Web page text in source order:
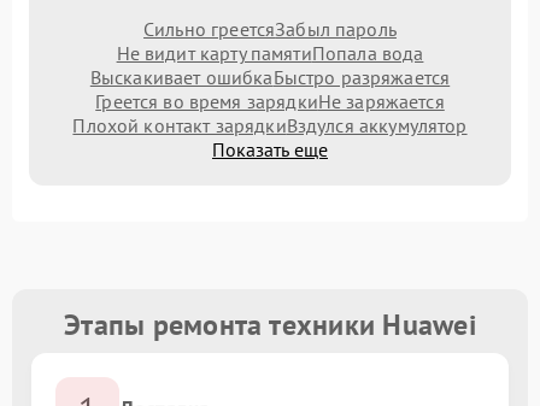
Сильно греетсяЗабыл пароль
Не видит карту памятиПопала вода
Выскакивает ошибкаБыстро разряжается
Греется во время зарядкиНе заряжается
Плохой контакт зарядкиВздулся аккумулятор
Показать еще
Этапы ремонта техники Huawei